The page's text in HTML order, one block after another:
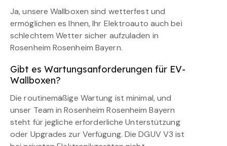
Ja, unsere Wallboxen sind wetterfest und
ermöglichen es Ihnen, Ihr Elektroauto auch bei
schlechtem Wetter sicher aufzuladen in
Rosenheim Rosenheim Bayern.
Gibt es Wartungsanforderungen für EV-
Wallboxen?
Die routinemäßige Wartung ist minimal, und
unser Team in Rosenheim Rosenheim Bayern
steht für jegliche erforderliche Unterstützung
oder Upgrades zur Verfügung. Die DGUV V3 ist